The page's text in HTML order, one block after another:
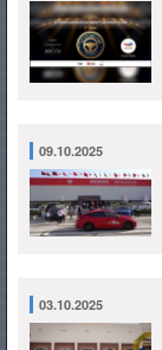
09.10.2025
03.10.2025